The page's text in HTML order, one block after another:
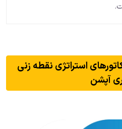
استراتژی نقطه زنی
آپشن